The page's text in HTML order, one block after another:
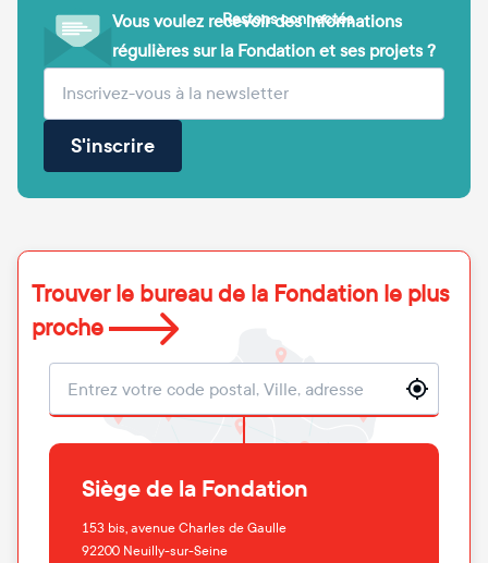
Vous voulez recevoir des informations
régulières sur la Fondation et ses projets ?
Votre adresse e-mail (obligatoire)
S'inscrire
Restons connectés
Trouver le bureau de la Fondation le plus
proche
Localisation
Siège de la Fondation
153 bis, avenue Charles de Gaulle
92200 Neuilly-sur-Seine